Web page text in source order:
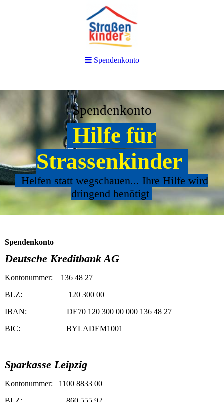
Spendenkonto
Hilfe für
Strassenkinder
Helfen statt wegschauen... Ihre Hilfe wird
dringend benötigt
Spendenkonto
Deutsche Kreditbank AG
Kontonummer: 136 48 27
BLZ: 120 300 00
IBAN: DE70 120 300 00 000 136 48 27
BIC: BYLADEM1001
Sparkasse Leipzig
Kontonummer: 1100 8833 00
Spendenkonto